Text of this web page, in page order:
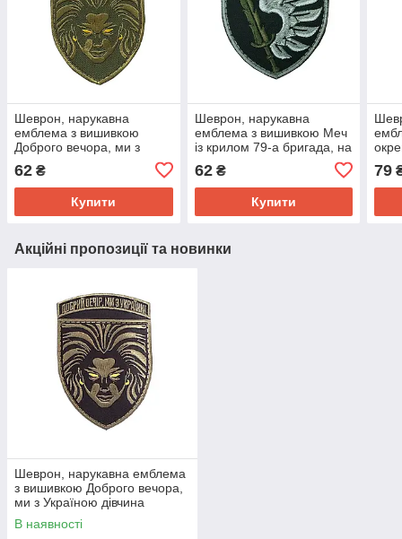
Шеврон, нарукавна
емблема з вишивкою
Доброго вечора, ми з
Валькірія на липучці
Розмір 70×95мм
62 ₴
Купити
Шеврон, нарукавна
емблема з вишивкою Меч
із крилом 79-а бригада, на
бордо Розмір 70×95мм
62₴
Купити
79
Акційні пропозиції та новинки
Шеврон, нарукавна емблема
з вишивкою Доброго вечора,
ми з Україною дівчина
Валькірія на липучці Розмір
70×95мм
В наявності